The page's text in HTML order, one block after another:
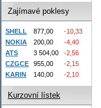
Zajímavé poklesy
SHELL 877,00
-10,33
NOKIA
200,00
-4,40
ATS
3 504,00
-2,56
CZGCE
955,00
-2,15
KARIN
140,00 -2,10
Kurzovní lístek